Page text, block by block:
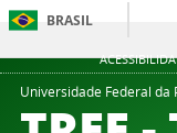
BRASIL
Universidade Federal da